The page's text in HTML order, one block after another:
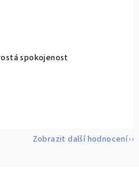
je 5 z 5 hvězdiček.
spokojenost
je 5 z 5 hvězdiček.
Zobrazit další hodnocení